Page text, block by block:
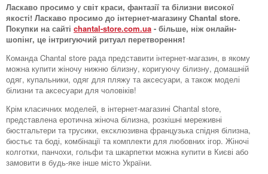
Ласкаво просимо у світ краси, фантазії та білизни високої
якості! Ласкаво просимо до інтернет-магазину Chantal store.
Покупки на сайті chantal-store.com.ua - більше, ніж онлайн-
шопінг, це інтригуючий ритуал перетворення!
Команда Chantal store рада представити інтернет-магазин, в якому
можна купити жіночу нижню білизну, коригуючу білизну, домашній
одяг, купальники, одяг для пляжу та аксесуари, а також моделі
білизни та аксесуари для чоловіків!
Крім класичних моделей, в інтернет-магазині Chantal store,
представлена ​​еротична жіноча білизна, розкішні мереживні
бюстгальтери та трусики, ексклюзивна французька спідня білизна,
бюстьє та боді, комбінації та комплекти для любовних ігор. Жіночі
колготки, панчохи, гольфи та шкарпетки можна купити в Києві або
замовити в будь-яке інше місто України.